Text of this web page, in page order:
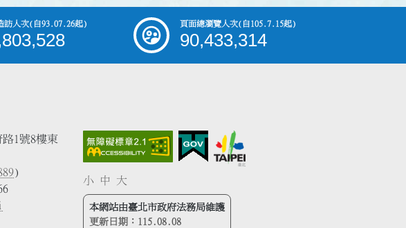
訪人次(自93.07.26起) 頁面總瀏覽人次(自105.7.15起)
90,433,314
1號8樓東
)
小 中 大
本網站由臺北市政府法務局維護
更新日期： 115.08.08